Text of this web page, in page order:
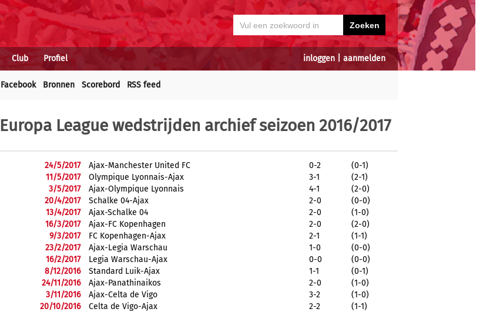
inloggen aanmelden
Club Profiel
Facebook Bronnen Scorebord RSS feed
Europa League wedstrijden archief seizoen 2016/2017
24/5/2017 Ajax-Manchester United FC 0-2
(0-1)
11/5/2017
Olympique Lyonnais-Ajax 3-1
(2-1)
3/5/2017
Ajax-Olympique Lyonnais 4-1
(2-0)
20/4/2017
Schalke 04-Ajax 2-0
(0-0)
13/4/2017
Ajax-Schalke 04 2-0
(1-0)
16/3/2017
Ajax-FC Kopenhagen 2-0
(2-0)
9/3/2017
FC Kopenhagen-Ajax 2-1
(1-1)
23/2/2017
Ajax-Legia Warschau 1-0
(0-0)
16/2/2017
Legia Warschau-Ajax 0-0
(0-0)
8/12/2016
Standard Luik-Ajax 1-1
(0-1)
24/11/2016
Ajax-Panathinaikos 2-0
(1-0)
3/11/2016
Ajax-Celta de Vigo 3-2
(1-0)
20/10/2016
Celta de Vigo-Ajax 2-2
(1-1)